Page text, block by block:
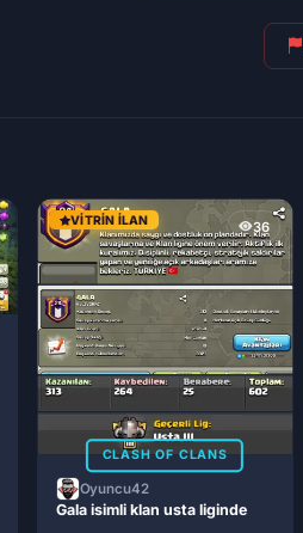
36
VITRIN İLAN
CLASH OF CLANS
Oyuncu42
Gala isimli klan usta liginde